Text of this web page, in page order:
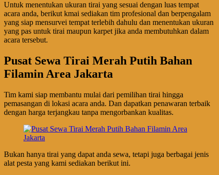
Untuk menentukan ukuran tirai yang sesuai dengan luas tempat
acara anda, berikut kmai sediakan tim profesional dan berpengalam
yang siap mensurvei tempat terlebih dahulu dan menentukan ukuran
yang pas untuk tirai maupun karpet jika anda membutuhkan dalam
acara tersebut.
Pusat Sewa Tirai Merah Putih Bahan
Filamin Area Jakarta
Tim kami siap membantu mulai dari pemilihan tirai hingga
pemasangan di lokasi acara anda. Dan dapatkan penawaran terbaik
dengan harga terjangkau tanpa mengorbankan kualitas.
Bukan hanya tirai yang dapat anda sewa, tetapi juga berbagai jenis
alat pesta yang kami sediakan berikut ini.